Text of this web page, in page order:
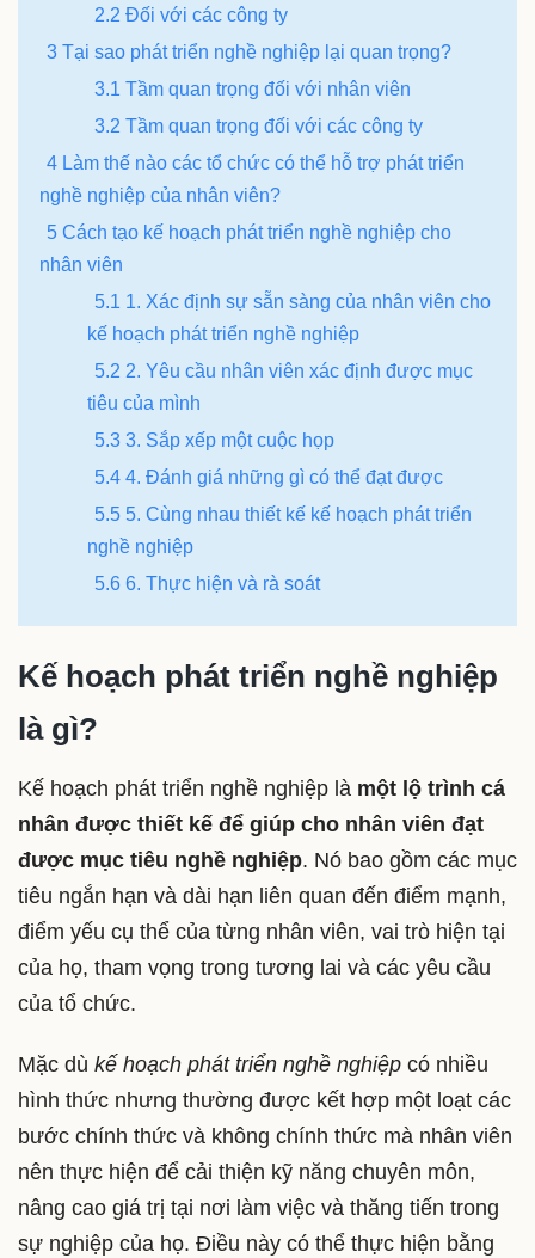
2.2 Đối với các công ty
3 Tại sao phát triển nghề nghiệp lại quan trọng?
3.1 Tầm quan trọng đối với nhân viên
3.2 Tầm quan trọng đối với các công ty
4 Làm thế nào các tổ chức có thể hỗ trợ phát triển
nghề nghiệp của nhân viên?
5 Cách tạo kế hoạch phát triển nghề nghiệp cho
nhân viên
5.1 1. Xác định sự sẵn sàng của nhân viên cho
kế hoạch phát triển nghề nghiệp
5.2 2. Yêu cầu nhân viên xác định được mục
tiêu của mình
5.3 3. Sắp xếp một cuộc họp
5.4 4. Đánh giá những gì có thể đạt được
5.5 5. Cùng nhau thiết kế kế hoạch phát triển
nghề nghiệp
5.6 6. Thực hiện và rà soát
Kế hoạch phát triển nghề nghiệp
là gì?
Kế hoạch phát triển nghề nghiệp là một lộ trình cá
nhân được thiết kế để giúp cho nhân viên đạt
được mục tiêu nghề nghiệp. Nó bao gồm các mục
tiêu ngắn hạn và dài hạn liên quan đến điểm mạnh,
điểm yếu cụ thể của từng nhân viên, vai trò hiện tại
của họ, tham vọng trong tương lai và các yêu cầu
của tổ chức.
Mặc dù kế hoạch phát triển nghề nghiệp có nhiều
hình thức nhưng thường được kết hợp một loạt các
bước chính thức và không chính thức mà nhân viên
nên thực hiện để cải thiện kỹ năng chuyên môn,
nâng cao giá trị tại nơi làm việc và thăng tiến trong
sự nghiệp của họ. Điều này có thể thực hiện bằng